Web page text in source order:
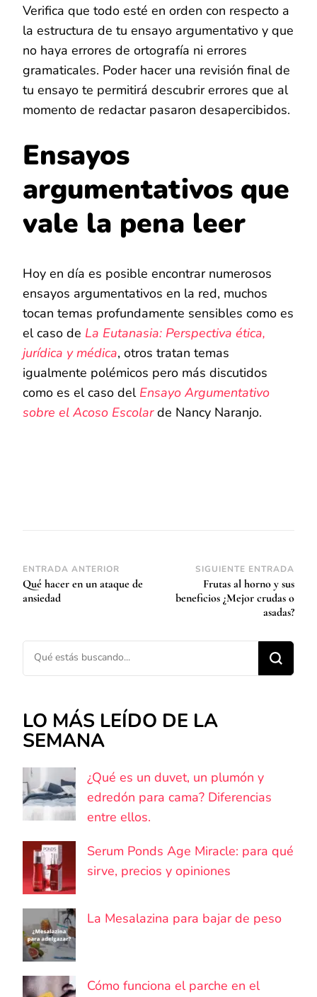
Verifica que todo esté en orden con respecto a
la estructura de tu ensayo argumentativo y que
no haya errores de ortografía ni errores
gramaticales. Poder hacer una revisión final de
tu ensayo te permitirá descubrir errores que al
momento de redactar pasaron desapercibidos.
Ensayos
argumentativos que
vale la pena leer
Hoy en día es posible encontrar numerosos
ensayos argumentativos en la red, muchos
tocan temas profundamente sensibles como es
el caso de La Eutanasia: Perspectiva ética,
jurídica y médica, otros tratan temas
igualmente polémicos pero más discutidos
como es el caso del Ensayo Argumentativo
sobre el Acoso Escolarde Nancy Naranjo.
Navegación
de
ENTRADA ANTERIOR
Qué hacer en un ataque de
ansiedad
SIGUIENTE ENTRADA
Frutas al horno y sus
beneficios ¿Mejor crudas o
asadas?
¿Buscas algo?
LO MÁS LEÍDO DE LA
SEMANA
¿Qué es un duvet, un plumón y
edredón para cama? Diferencias
entre ellos.
Serum Ponds Age Miracle: para qué
sirve, precios y opiniones
La Mesalazina para bajar de peso
Cómo funciona el parche en el